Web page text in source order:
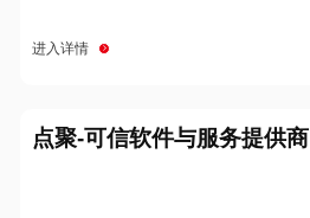
进入详情
点聚-可信软件与服务提供商